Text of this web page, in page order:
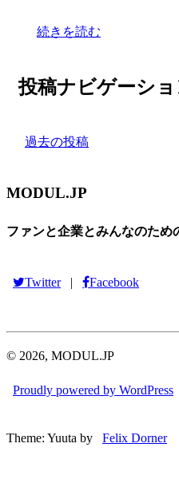
続きを読む
投稿ナビゲーショ
過去の投稿
MODUL.JP
ファンと企業とみんなのため
Twitter | Facebook
© 2026, MODUL.JP
Proudly powered by WordPress
Theme: Yuuta by Felix Dorner